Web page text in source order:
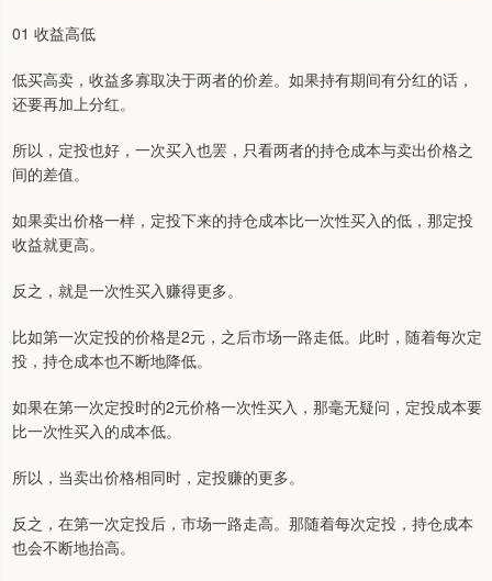
01 收益高低
低买高卖，收益多寡取决于两者的价差。如果持有期间有分红的话，
还要再加上分红。
所以，定投也好，一次买入也罢，只看两者的持仓成本与卖出价格之
间的差值。
如果卖出价格一样，定投下来的持仓成本比一次性买入的低，那定投
收益就更高。
反之，就是一次性买入赚得更多。
比如第一次定投的价格是2元，之后市场一路走低。此时，随着每次定
投，持仓成本也不断地降低。
如果在第一次定投时的2元价格一次性买入，那毫无疑问，定投成本要
比一次性买入的成本低。
所以，当卖出价格相同时，定投赚的更多。
反之，在第一次定投后，市场一路走高。那随着每次定投，持仓成本
也会不断地抬高。